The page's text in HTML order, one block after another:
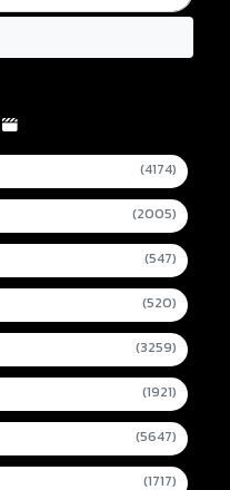
(4174)
(2005)
(547)
(520)
(3259)
(1921)
(5647)
(1717)